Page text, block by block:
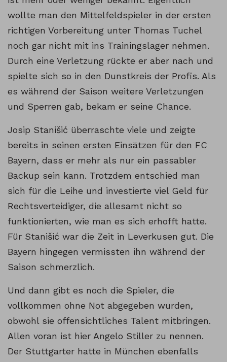
wollte man den Mittelfeldspieler in der ersten
richtigen Vorbereitung unter Thomas Tuchel
noch gar nicht mit ins Trainingslager nehmen.
Durch eine Verletzung rückte er aber nach und
spielte sich so in den Dunstkreis der Profis. Als
es während der Saison weitere Verletzungen
und Sperren gab, bekam er seine Chance.
Josip Stanišić überraschte viele und zeigte
bereits in seinen ersten Einsätzen für den FC
Bayern, dass er mehr als nur ein passabler
Backup sein kann. Trotzdem entschied man
sich für die Leihe und investierte viel Geld für
Rechtsverteidiger, die allesamt nicht so
funktionierten, wie man es sich erhofft hatte.
Für Stanišić war die Zeit in Leverkusen gut. Die
Bayern hingegen vermissten ihn während der
Saison schmerzlich.
Und dann gibt es noch die Spieler, die
vollkommen ohne Not abgegeben wurden,
obwohl sie offensichtliches Talent mitbringen.
Allen voran ist hier Angelo Stiller zu nennen.
Der Stuttgarter hatte in München ebenfalls